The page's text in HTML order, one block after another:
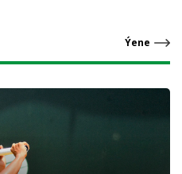
Ýene